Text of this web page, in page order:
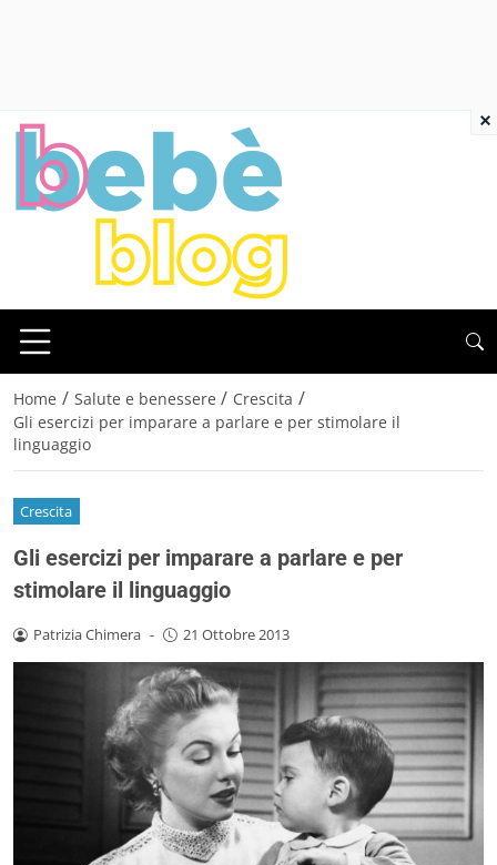
Home / Salute e benessere / Crescita /
Gli esercizi per imparare a parlare e per stimolare il
linguaggio
Crescita
Gli esercizi per imparare a parlare e per
stimolare il linguaggio
Patrizia Chimera - 21 Ottobre 2013
×